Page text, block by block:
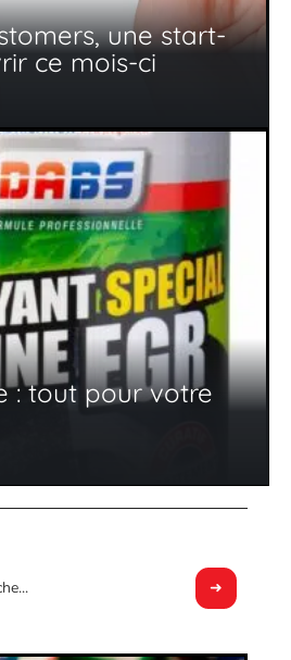
une start-
ce mois-ci
: tout pour votre